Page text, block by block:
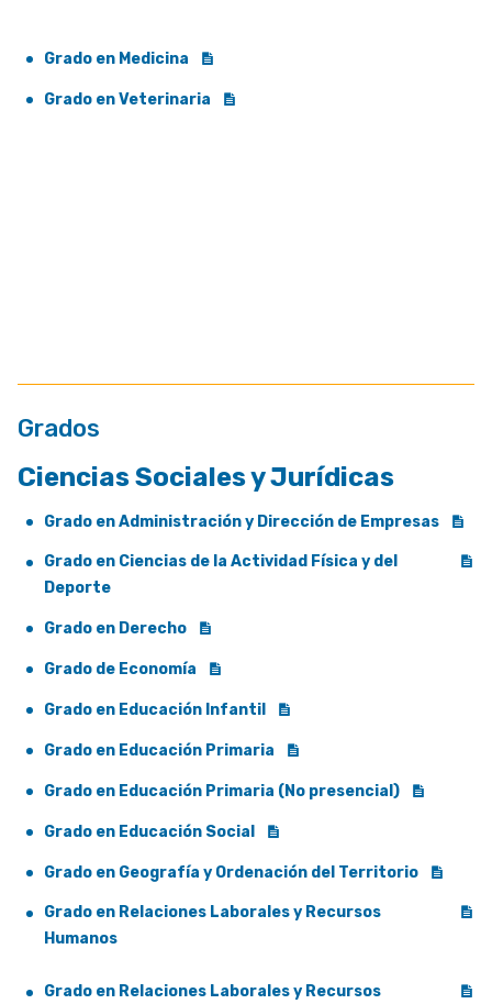
Grado en Medicina
Grado en Veterinaria
Grados
Ciencias Sociales y Jurídicas
Grado en Administración y Dirección de Empresas
Grado en Ciencias de la Actividad Física y del
Deporte
Grado en Derecho
Grado de Economía
Grado en Educación Infantil
Grado en Educación Primaria
Grado en Educación Primaria (No presencial)
Grado en Educación Social
Grado en Geografía y Ordenación del Territorio
Grado en Relaciones Laborales y Recursos
Humanos
Grado en Relaciones Laborales y Recursos